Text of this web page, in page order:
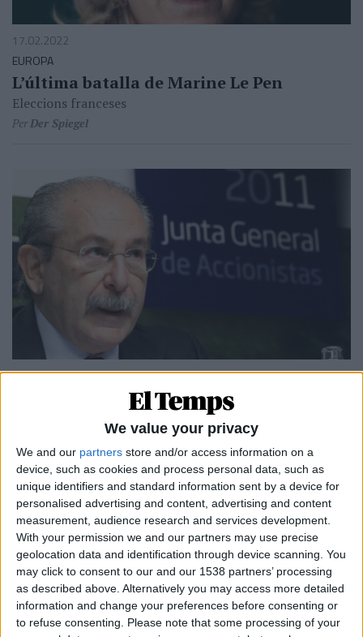
We value your privacy
We and our partners store and/or access information on a
device, such as cookies and process personal data, such as
unique identifiers and standard information sent by a device for
personalised advertising and content, advertising and content
measurement, audience research and services development.
With your permission we and our partners may use precise
geolocation data and identification through device scanning. You
may click to consent to our and our 1538 partners’ processing
as described above. Alternatively you may access more detailed
information and change your preferences before consenting or
to refuse consenting. Please note that some processing of your
17.02.2022
EUROPA
L’última batalla de Marine Le Pen
Eleccions franceses
PerDer Spiegel
12.08.2021
Luis del Rivero, les ombres del
constructor-professor al think tank de la
neboda de Le Pen
El polèmic currículum de l'expresident de la
constructora Sacyr Vallehermoso
PerMoisés Pérez